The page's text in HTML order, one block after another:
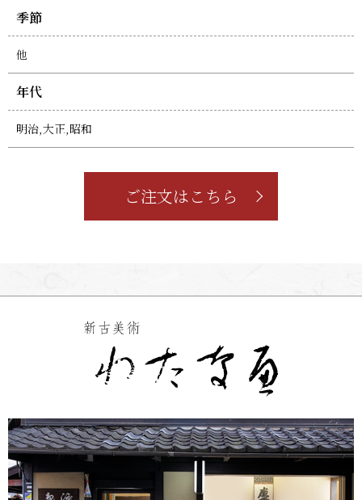
季節
他
年代
明治,大正,昭和
ご注文はこちら